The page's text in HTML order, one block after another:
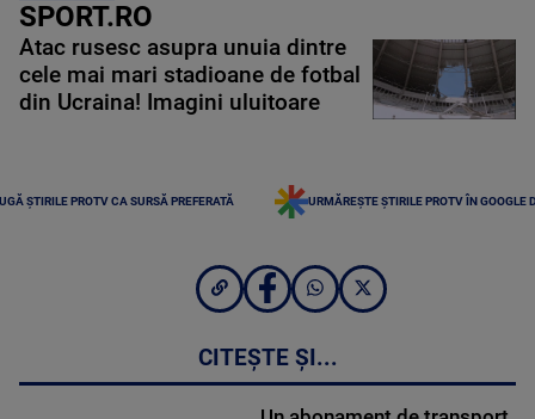
SPORT.RO
Atac rusesc asupra unuia dintre
cele mai mari stadioane de fotbal
din Ucraina! Imagini uluitoare
ȘTIRILE PROTV CA SURSĂ PREFERATĂ URMĂREȘTE ȘTIRILE PROTV ÎN GOOGLE
CITEȘTE ȘI...